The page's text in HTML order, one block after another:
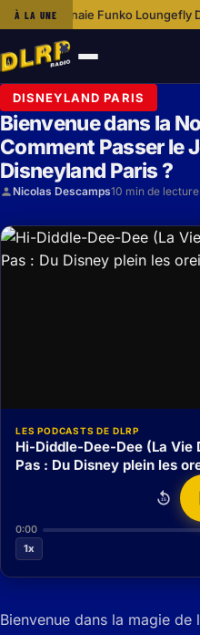
À LA UNELoungefly Disney Villains
Ouvrir
le
menu
DISNEYLAND PARIS
Bienvenue dans la
Comment Passer le
Disneyland Paris ?
Nicolas Descamps10 min de lecture
LES PODCASTS DE DLRP
Hi-Diddle-Dee-Dee (La
Pas : Du Disney plein les
15
0:00
1x
Bienvenue dans la magie de